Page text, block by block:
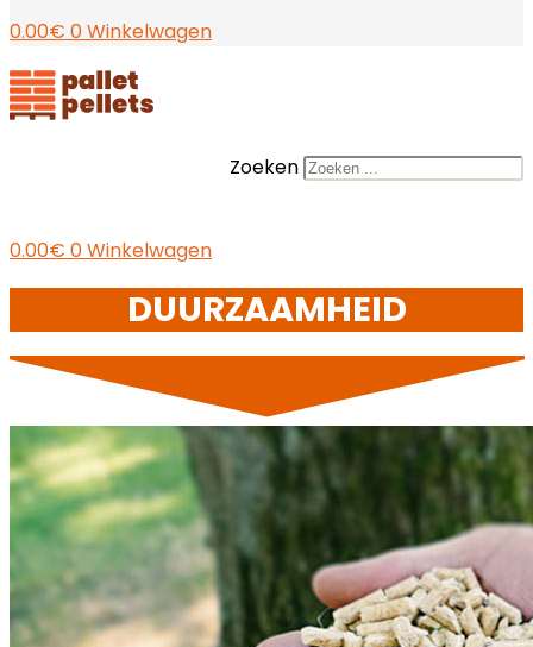
0.00€ 0Winkelwagen
Zoeken
0.00€ 0Winkelwagen
DUURZAAMHEID